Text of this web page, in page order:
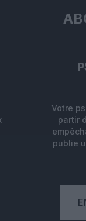
Votre
partir
publie